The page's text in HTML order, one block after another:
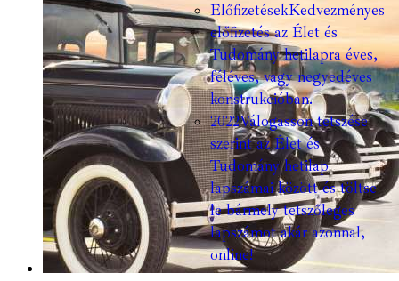
ElőfizetésekKedvezményes
előfizetés az Élet és
Tudomány hetilapra éves,
féléves, vagy negyedéves
konstrukcióban.
2022Válogasson tetszése
szerint az Élet és
Tudomány hetilap
lapszámai között és töltse
le bármely tetszőleges
lapszámot akár azonnal,
online!